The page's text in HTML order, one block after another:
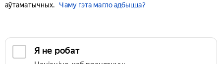
аўтаматычных.
Чаму гэта магло адбыцца?
Я не робат